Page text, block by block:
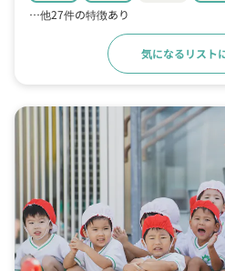
…他27件の特徴あり
気になるリスト